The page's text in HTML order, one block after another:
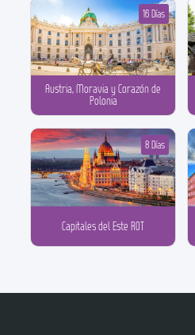
Austria, Moravia y Corazón de
Polonia
16 Días
Capitales del Este ROT
8 Días